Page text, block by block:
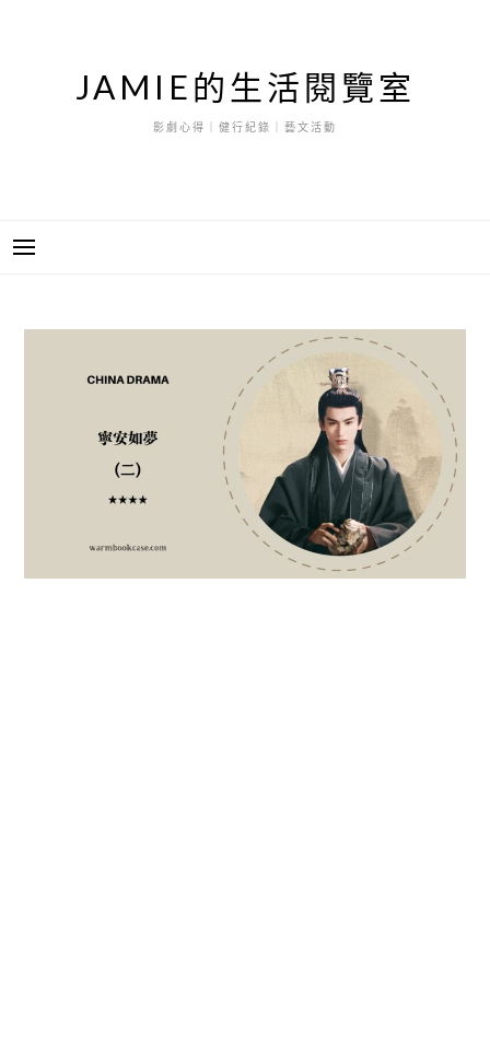
JAMIE的生活閱覽室
影劇心得｜健行紀錄｜藝文活動